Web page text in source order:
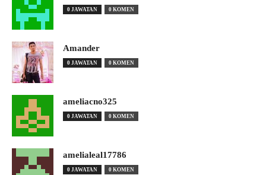
0 JAWATAN 0 KOMEN
Amander
0 JAWATAN 0 KOMEN
ameliacno325
0 JAWATAN 0 KOMEN
amelialeal17786
0 JAWATAN 0 KOMEN